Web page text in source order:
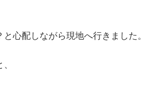
心配しながら現地へ行きました。